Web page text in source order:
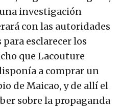
investigación
con las autoridades
esclarecer los
que Lacouture
a comprar un
de Maicao, y de allí el
sobre la propaganda